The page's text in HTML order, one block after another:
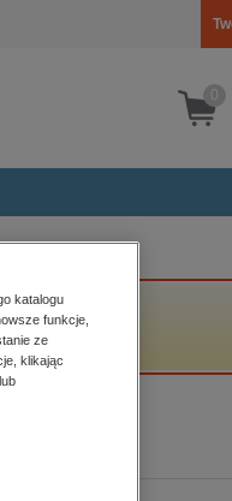
katalogu
funkcje,
ze
klikając